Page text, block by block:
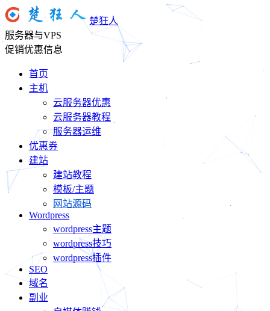
楚狂人
服务器与VPS
促销优惠信息
首页
主机
云服务器优惠
云服务器教程
服务器运维
优惠券
建站
建站教程
模板/主题
网站源码
Wordpress
wordpress主题
wordpress技巧
wordpress插件
SEO
域名
副业